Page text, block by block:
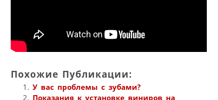
Похожие Публикации:
У вас проблемы с зубами?
Показания к установке виниров на